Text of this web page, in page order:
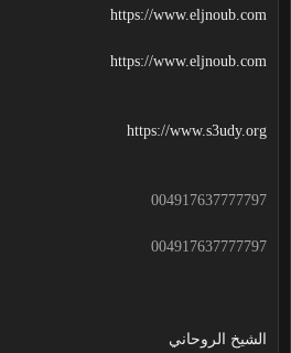
https://www.eljnoub.com
https://www.eljnoub.com
https://www.s3udy.org
004917637777797
004917637777797
الشيخ الروحاني